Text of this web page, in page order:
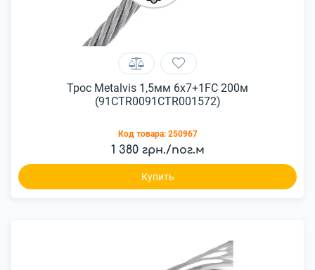
Трос Metalvis 1,5мм 6х7+1FC 200м
(91CTR0091CTR001572)
Код товара: 250967
1 380 грн./пог.м
Купить